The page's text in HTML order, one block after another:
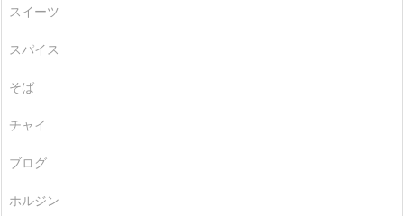
スイーツ
スパイス
そば
チャイ
ブログ
ホルジン